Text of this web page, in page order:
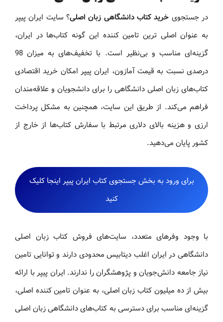
در جستجوی خرید کتاب دانشگاهی زبان اصلی؟ سایت ایران پیپر
به عنوان اصلی ترین تامین کننده این گونه کتاب‌ها در ایران،
گزینه‌ای مناسب و بی‌نظیر است. با تخفیف‌های به میزان 98
درصدی نسبت به قیمت آمازون، ایران پیپر امکان خرید اقتصادی
کتاب‌های زبان اصلی دانشگاهی را برای دانشجویان و علاقه‌مندان
فراهم می‌کند. از طریق این سایت، همچنین به مشکل پرداخت
ارزی و هزینه بالای دلاری مرتبط با سفارش کتاب‌ها از خارج از
کشور پایان می‌دهید.
برای ورود به بخش جستجوی کتاب ایران پیپر اینجا کلیک
کنید
با وجود وفرهای متعدد، سایت‌های فروش کتاب زبان اصلی
دانشگاهی در ایران اغلب دیتابیس محدودی دارند و توانایی تامین
نیاز جامعه دانش‌جویان و پژوهشگران را ندارند. ایران پیپر با ارائه
بیش از ده میلیون کتاب زبان اصلی، به عنوان تامین کننده اصلی،
گزینه‌ای مناسب برای دسترسی به کتاب‌های دانشگاهی زبان اصلی